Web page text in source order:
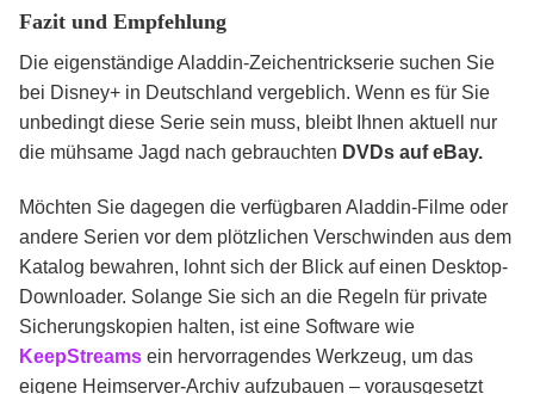
Fazit und Empfehlung
Die eigenständige Aladdin-Zeichentrickserie suchen Sie
bei Disney+ in Deutschland vergeblich. Wenn es für Sie
unbedingt diese Serie sein muss, bleibt Ihnen aktuell nur
die mühsame Jagd nach gebrauchten DVDs auf eBay.
Möchten Sie dagegen die verfügbaren Aladdin-Filme oder
andere Serien vor dem plötzlichen Verschwinden aus dem
Katalog bewahren, lohnt sich der Blick auf einen Desktop-
Downloader. Solange Sie sich an die Regeln für private
Sicherungskopien halten, ist eine Software wie
KeepStreams ein hervorragendes Werkzeug, um das
eigene Heimserver-Archiv aufzubauen – vorausgesetzt